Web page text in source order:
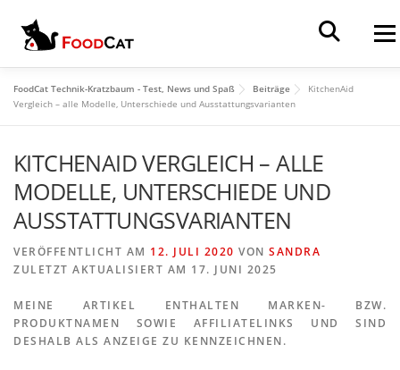
Menü
HOME NEWS REVIEWS TUTORIALS
VERGLEICHE ÜBER
FoodCat Technik-Kratzbaum - Test, News und Spaß Beiträge
KitchenAid
Vergleich – alle Modelle, Unter­schiede und Ausstattungsvarianten
KITCHENAID VERGLEICH – ALLE
MODELLE, UNTER­SCHIEDE UND
AUSSTATTUNGSVARIANTEN
VERÖFFENTLICHT AM 12. JULI 2020 VON SANDRA
ZULETZT AKTUALISIERT AM 17. JUNI 2025
MEINE ARTIKEL ENTHALTEN MARKEN- BZW.
PRODUKTNAMEN SOWIE AFFILIATELINKS UND SIND
DESHALB ALS ANZEIGE ZU KENNZEICHNEN.